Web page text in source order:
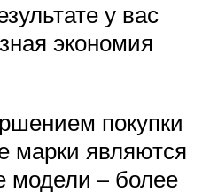
у вас
экономия
покупки
марки являются
модели – более